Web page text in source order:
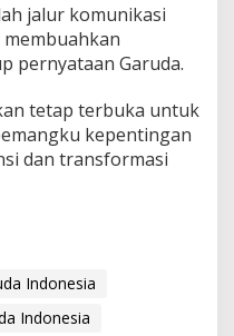
jalur komunikasi
pernyataan Garuda.
tetap terbuka untuk
kepentingan
dan transformasi
Indonesia
Indonesia